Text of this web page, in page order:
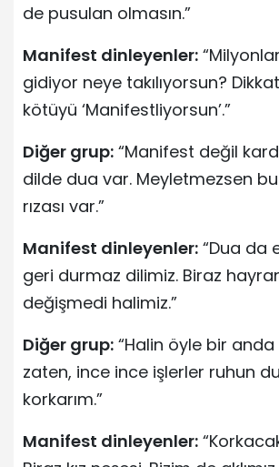
de pusulan olmasın.”
Manifest dinleyenler:
gidiyor neye takılıyorsun?
kötüyü ‘Manifestliyorsun’.”
Diğer grup: “Manifest değil
dilde dua var. Meyletmezsen
rızası var.”
Manifest dinleyenler: “Dua da
geri durmaz dilimiz. Biraz
değişmedi halimiz.”
Diğer grup: “Halin öyle bir
zaten, ince ince işlerler ruhun
korkarım.”
Manifest dinleyenler: